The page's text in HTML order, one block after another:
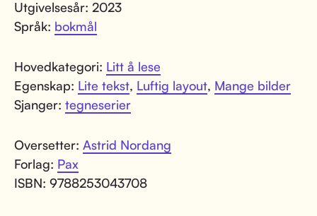
Utgivelsesår: 2023
Språk: bokmål
Hovedkategori: Litt å lese
Egenskap: Lite tekst, Luftig layout, Mange bilder
Sjanger: tegneserier
Oversetter: Astrid Nordang
Forlag: Pax
ISBN: 9788253043708